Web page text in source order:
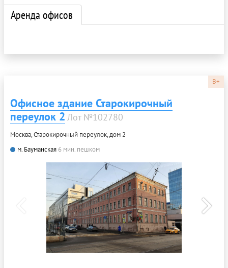
Аренда офисов
B+
Офисное здание Старокирочный
переулок 2 Лот №102780
Москва, Старокирочный переулок, дом 2
м. Бауманская 6 мин. пешком